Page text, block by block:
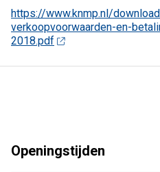
https://www.knmp.nl/
verkoopvoorwaarden-en-
2018.pdf
Openingstijden